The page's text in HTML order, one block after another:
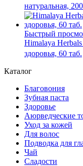
натуральная,
Быстрый
Himalaya
здоровья, 60 таб.
Каталог
Благовония
Зубная паста
Здоровье
Аюрведческие
Уход за кожей
Для волос
Подводка для
Чай
Сладости